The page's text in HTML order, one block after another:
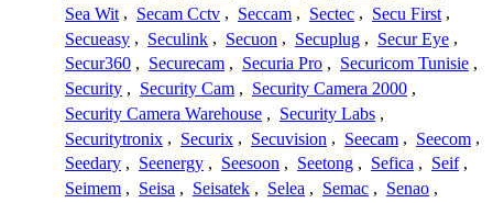
Sea Wit , Secam Cctv , Seccam , Sectec , Secu First ,
Secueasy , Seculink , Secuon , Secuplug , Secur Eye ,
Secur360 , Securecam , Securia Pro , Securicom Tunisie ,
Security , Security Cam , Security Camera 2000 ,
Security Camera Warehouse , Security Labs ,
Securitytronix , Securix , Secuvision , Seecam , Seecom ,
Seedary , Seenergy , Seesoon , Seetong , Sefica , Seif ,
Seimem , Seisa , Seisatek , Selea , Semac , Senao ,